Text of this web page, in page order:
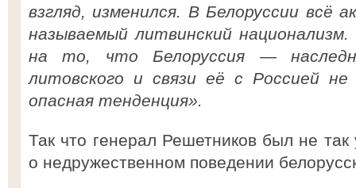
взгляд, изменился. В Белоруссии всё
называемый литвинский национализм.
на то, что Белоруссия —
литовского и связи её с Россией
опасная тенденция».
Так что генерал Решетников был не так
о недружественном поведении